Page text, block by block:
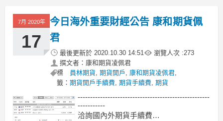
貨結算日？標普500期貨手續費？
小那斯達克指數期
7月 2020年
17
今日海外重要財經公告 康和期貨佩
君
最後更新於 2020.10.30 14:51 瀏覽人次 :273
撰文者：康和期貨凌佩君
標
籤：
員林期貨, 期貨開戶 , 康和期貨凌佩君,
期貨開戶手續費, 期貨手續費, 期貨
-----------------------------------------------------
-----------
洽詢國內外期貨手續費